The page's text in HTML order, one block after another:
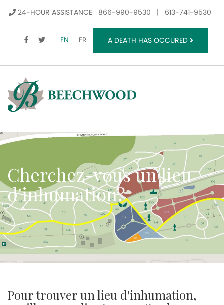
24-HOUR ASSISTANCE 866-990-9530 | 613-741-9530
FACEBOOK
TWITTER
EN FR A DEATH HAS OCCURED
Cherchez-vous un lieu
d'inhumation?
Pour trouver unlieu d'inhumation,